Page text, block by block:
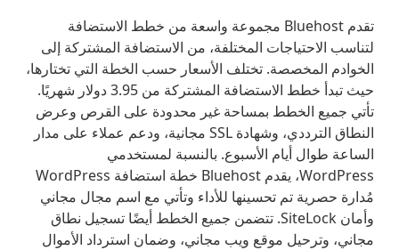
تقدم Bluehost مجموعة واسعة من خطط الاستضافة
لتناسب الاحتياجات المختلفة، من الاستضافة المشتركة إلى
الخوادم المخصصة. تختلف الأسعار حسب الخطة التي تختارها،
حيث تبدأ خطط الاستضافة المشتركة من 3.95 دولار شهريًا.
تأتي جميع الخطط بمساحة غير محدودة على القرص وعرض
النطاق الترددي، وشهادة SSL مجانية، ودعم عملاء على مدار
الساعة طوال أيام الأسبوع. بالنسبة لمستخدمي
WordPress، يقدم Bluehost خطة استضافة WordPress
مُدارة حصرية تم تحسينها للأداء وتأتي مع اسم مجال مجاني
وأمان SiteLock. تتضمن جميع الخطط أيضًا تسجيل نطاق
مجاني، وترحيل موقع ويب مجاني، وضمان استرداد الأموال